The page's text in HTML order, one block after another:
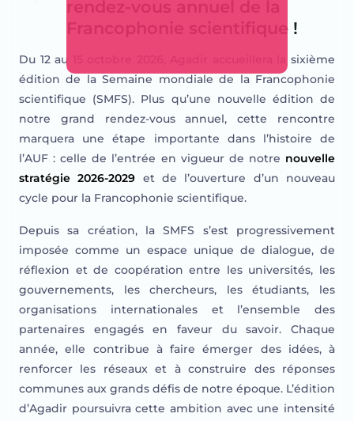
rendez-vous annuel de la
Francophonie scientifique !
Du 12 au 15 octobre 2026, Agadir accueillera la sixième
édition de la Semaine mondiale de la Francophonie
scientifique (SMFS). Plus qu’une nouvelle édition de
notre grand rendez-vous annuel, cette rencontre
marquera une étape importante dans l’histoire de
l’AUF : celle de l’entrée en vigueur de notre nouvelle
stratégie 2026-2029 et de l’ouverture d’un nouveau
cycle pour la Francophonie scientifique.
Depuis sa création, la SMFS s’est progressivement
imposée comme un espace unique de dialogue, de
réflexion et de coopération entre les universités, les
gouvernements, les chercheurs, les étudiants, les
organisations internationales et l’ensemble des
partenaires engagés en faveur du savoir. Chaque
année, elle contribue à faire émerger des idées, à
renforcer les réseaux et à construire des réponses
communes aux grands défis de notre époque. L’édition
d’Agadir poursuivra cette ambition avec une intensité